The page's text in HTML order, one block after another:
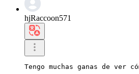
hjRaccoon571
Tengo muchas ganas de ver